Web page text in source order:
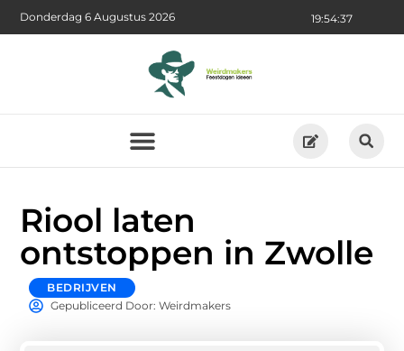
19:54:38
Donderdag 6 Augustus 2026
Riool laten
ontstoppen in Zwolle
BEDRIJVEN
Gepubliceerd Door: Weirdmakers